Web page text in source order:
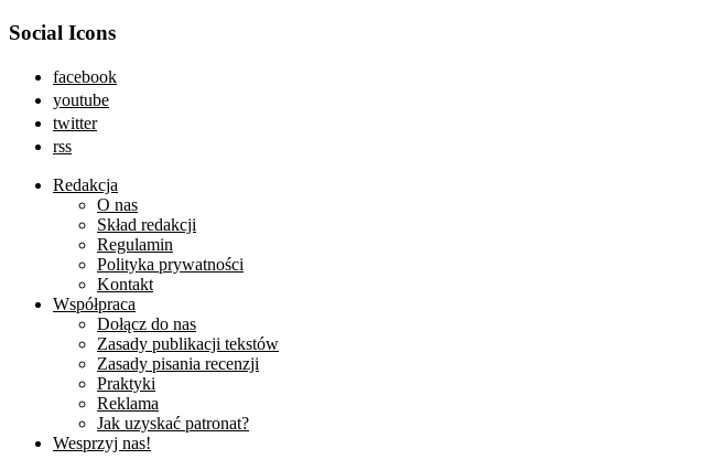
Social Icons
facebook
youtube
twitter
rss
Redakcja
O nas
Skład redakcji
Regulamin
Polityka prywatności
Kontakt
Współpraca
Dołącz do nas
Zasady publikacji tekstów
Zasady pisania recenzji
Praktyki
Reklama
Jak uzyskać patronat?
Wesprzyj nas!